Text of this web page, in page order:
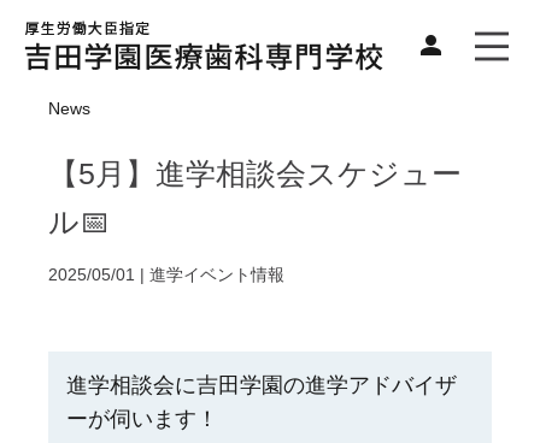
News
【5月】進学相談会スケジュー
ル📅
2025/05/01 | 進学イベント情報
進学相談会に吉田学園の進学アドバイザ
ーが伺います！